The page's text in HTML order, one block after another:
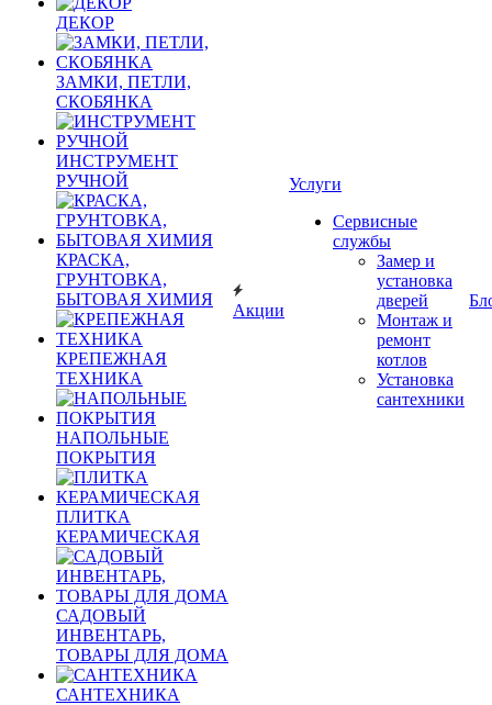
ДЕКОР
ЗАМКИ, ПЕТЛИ,
СКОБЯНКА
ИНСТРУМЕНТ
РУЧНОЙ
КРАСКА,
ГРУНТОВКА,
БЫТОВАЯ ХИМИЯ
КРЕПЕЖНАЯ
ТЕХНИКА
НАПОЛЬНЫЕ
ПОКРЫТИЯ
ПЛИТКА
КЕРАМИЧЕСКАЯ
САДОВЫЙ
ИНВЕНТАРЬ,
ТОВАРЫ ДЛЯ ДОМА
САНТЕХНИКА
Акции
Услуги
Сервисные
службы
Замер и
установка
дверей
Монтаж и
ремонт
котлов
Установка
сантехники